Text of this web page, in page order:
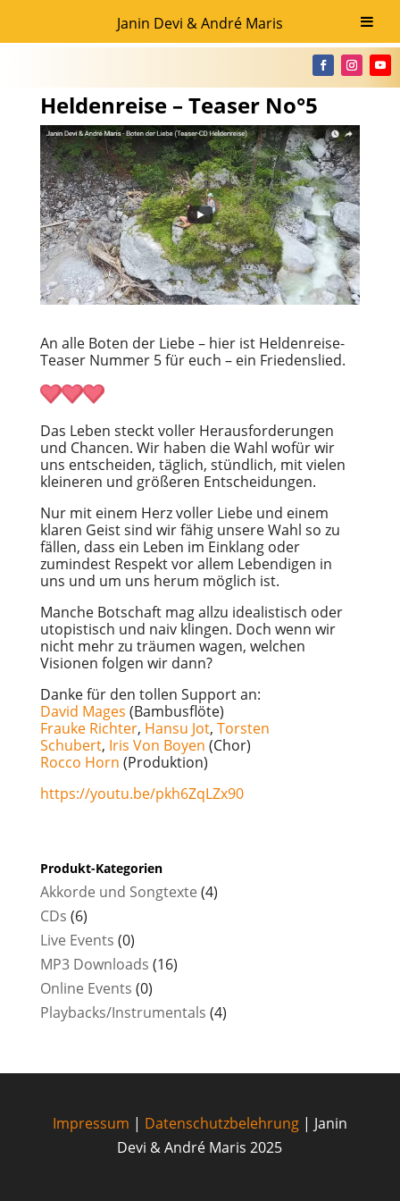
Janin Devi & André Maris
Heldenreise – Teaser No°5
An alle Boten der Liebe – hier ist Heldenreise-
Teaser Nummer 5 für euch – ein Friedenslied.
Das Leben steckt voller Herausforderungen
und Chancen. Wir haben die Wahl wofür wir
uns entscheiden, täglich, stündlich, mit vielen
kleineren und größeren Entscheidungen.
Nur mit einem Herz voller Liebe und einem
klaren Geist sind wir fähig unsere Wahl so zu
fällen, dass ein Leben im Einklang oder
zumindest Respekt vor allem Lebendigen in
uns und um uns herum möglich ist.
Manche Botschaft mag allzu idealistisch oder
utopistisch und naiv klingen. Doch wenn wir
nicht mehr zu träumen wagen, welchen
Visionen folgen wir dann?
Danke für den tollen Support an:
David Mages (Bambusflöte)
Frauke Richter, Hansu Jot, Torsten
Schubert, Iris Von Boyen (Chor)
Rocco Horn (Produktion)
https://youtu.be/pkh6ZqLZx90
Produkt-Kategorien
Akkorde und Songtexte (4)
CDs (6)
Live Events (0)
MP3 Downloads (16)
Online Events (0)
Playbacks/Instrumentals (4)
Impressum | Datenschutzbelehrung| Janin
Devi & André Maris 2025